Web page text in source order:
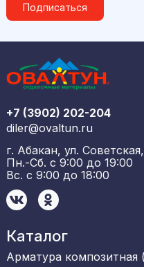
Подписаться
Каталог
Арматура композитная
г. Абакан, ул.
Пн.-Сб. с 9:00 до 19:00
Вс. с 9:00 до 18:00
+7 (3902) 202-204
diler@ovaltun.ru